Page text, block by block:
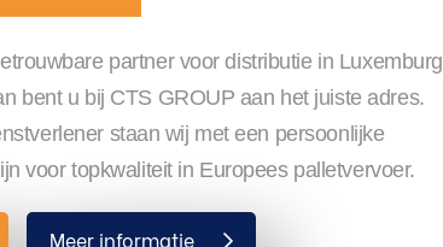
partner voor distributie in Luxemburg
bent u bij CTS GROUP aan het juiste adres.
staan wij met een persoonlijke
voor topkwaliteit in Europees palletvervoer.
Meer informatie